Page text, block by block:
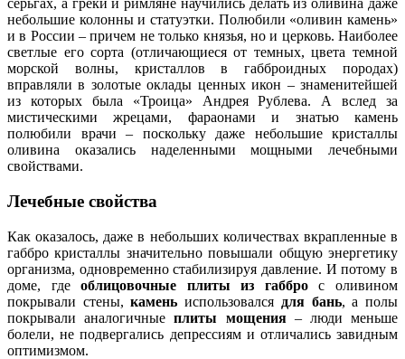
серьгах, а греки и римляне научились делать из оливина даже
небольшие колонны и статуэтки. Полюбили «оливин камень»
и в России – причем не только князья, но и церковь. Наиболее
светлые его сорта (отличающиеся от темных, цвета темной
морской волны, кристаллов в габброидных породах)
вправляли в золотые оклады ценных икон – знаменитейшей
из которых была «Троица» Андрея Рублева. А вслед за
мистическими жрецами, фараонами и знатью камень
полюбили врачи – поскольку даже небольшие кристаллы
оливина оказались наделенными мощными лечебными
свойствами.
Лечебные свойства
Как оказалось, даже в небольших количествах вкрапленные в
габбро кристаллы значительно повышали общую энергетику
организма, одновременно стабилизируя давление. И потому в
доме, гдеоблицовочные плиты из габброс оливином
покрывали стены,каменьиспользовался для бань, а полы
покрывали аналогичныеплиты мощения – люди меньше
болели, не подвергались депрессиям и отличались завидным
оптимизмом.